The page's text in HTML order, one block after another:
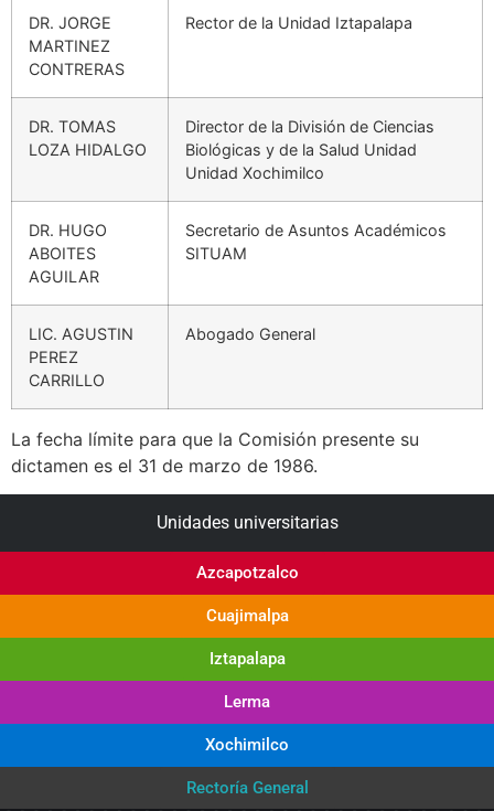
DR. JORGE
MARTINEZ
CONTRERAS
Rector de la Unidad Iztapalapa
DR. TOMAS
LOZA HIDALGO
Director de la División de Ciencias
Biológicas y de la Salud Unidad
Unidad Xochimilco
DR. HUGO
ABOITES
AGUILAR
Secretario de Asuntos Académicos
SITUAM
LIC. AGUSTIN
PEREZ
CARRILLO
Abogado General
La fecha límite para que la Comisión presente su
dictamen es el 31 de marzo de 1986.
Unidades universitarias
Azcapotzalco
Cuajimalpa
Iztapalapa
Lerma
Xochimilco
Rectoría General